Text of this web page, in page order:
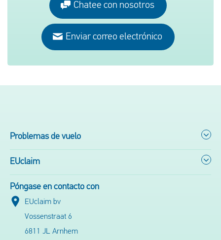
Chatee con nosotros
Enviar correo electrónico
Problemas de vuelo
EUclaim
Póngase en contacto con
EUclaim bv
Vossenstraat 6
6811 JL Arnhem